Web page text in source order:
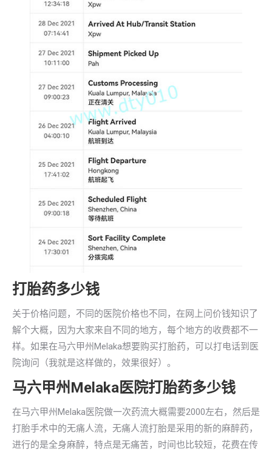
打胎药多少钱
关于价格问题，不同的医院价格也不同，在网上问价钱知识了
解个大概，因为大家来自不同的地方，每个地方的收费都不一
样。如果在马六甲州Melaka想要购买打胎药，可以打电话到医
院询问（我就是这样做的，效果很好）。
马六甲州Melaka医院打胎药多少钱
在马六甲州Melaka医院做一次药流大概需要2000左右，然后是
打胎手术中的无痛人流，无痛人流打胎是采用的新的麻醉药，
进行的是全身麻醉，特点是无痛苦，时间也比较短，花费在传